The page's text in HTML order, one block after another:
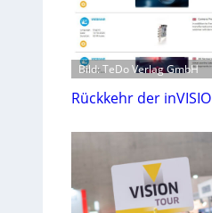
Bild: TeDo Verlag GmbH
Rückkehr der